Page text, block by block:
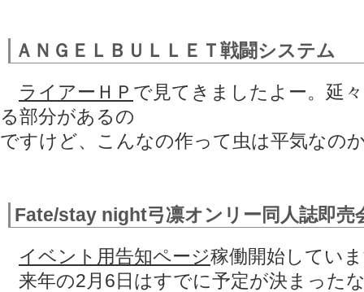
ＡＮＧＥＬＢＵＬＬＥＴ戦闘システム
ライアーＨＰ で見てきましたよー。延
る部分があるの
ですけど、こんなの作って虫は平気なの
Fate/stay night弓凛オンリー同人誌即売
イベント用告知ページ稼働開始してい
来年の2月6日はすでに予定が決まった